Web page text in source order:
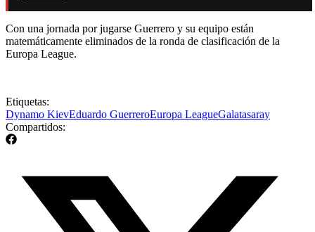
Con una jornada por jugarse Guerrero y su equipo están
matemáticamente eliminados de la ronda de clasificación de la
Europa League.
Etiquetas:
Dynamo KievEduardo GuerreroEuropa LeagueGalatasaray
Compartidos: